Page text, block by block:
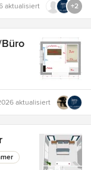
aktualisiert +2
aktualisiert